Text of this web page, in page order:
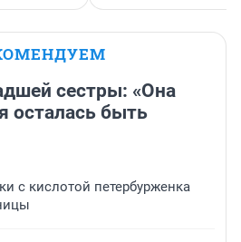
сестры: «Она
осталась быть
с кислотой петербурженка